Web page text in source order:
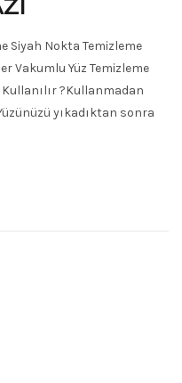
Siyah Nokta Temizleme
Vakumlu Yüz Temizleme
Kullanılır ?Kullanmadan
yıkadıktan sonra